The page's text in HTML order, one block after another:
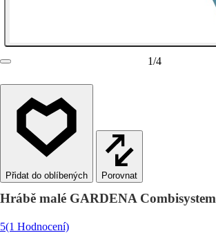
1/4
Porovnat
Hrábě malé GARDENA Combisystem
5(1 Hodnocení)